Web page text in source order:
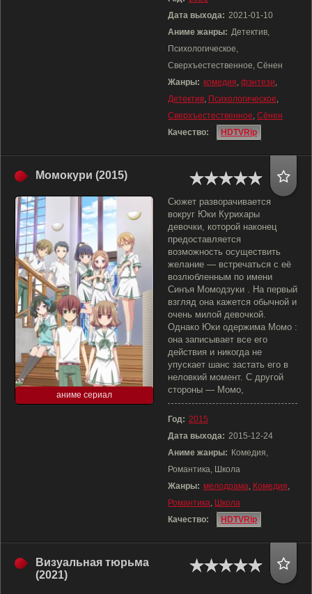
Дата выхода: 2021-01-10
Аниме жанры: Детектив,
Психологическое,
Сверхъестественное, Сёнен
Жанры: комедия, фэнтези,
Детектив, Психологическое,
Сверхъестественное, Сёнен
Качество:
HDTVRip
Момокури (2015)
аниме сериал
Сюжет разворачивается
вокруг Юки Курихары
девочки, которой наконец
предоставляется
возможность осуществить
желание — встречаться с её
возлюбленным по имени
Синъя Момодзуки . На первый
взгляд она кажется обычной и
очень милой девочкой.
Однако Юки одержима Момо :
она записывает все его
действия и никогда не
упускает шанс застать его в
неловкий момент. С другой
стороны — Момо,
Год: 2015
Дата выхода: 2015-12-24
Аниме жанры: Комедия,
Романтика, Школа
Жанры: мелодрама, Комедия,
Романтика, Школа
Качество:
HDTVRip
Визуальная тюрьма
(2021)